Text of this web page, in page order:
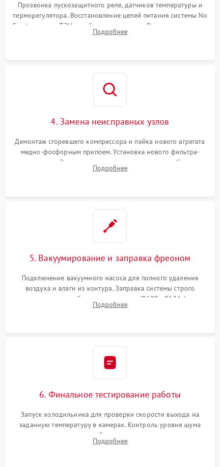
Прозвонка пускозащитного реле, датчиков температуры и
терморегулятора. Восстановление цепей питания системы No
Frost, включая ТЭН оттайки и вентилятор. Ремонт или замена
платы управления при сбоях алгоритмов.
Подробнее
4. Замена неисправных узлов
Демонтаж сгоревшего компрессора и пайка нового агрегата
медно-фосфорным припоем. Установка нового фильтра-
осушителя. Замена изношенных вентиляторов обдува,
сломанных заслонок или поврежденных дверных петель.
Подробнее
5. Вакуумирование и заправка фреоном
Подключение вакуумного насоса для полного удаления
воздуха и влаги из контура. Заправка системы строго
дозированным объемом хладагента (R600a, R134a) по
электронным весам. Контроль рабочего давления в системе.
Подробнее
6. Финальное тестирование работы
Запуск холодильника для проверки скорости выхода на
заданную температуру в камерах. Контроль уровня шума
компрессора, отсутствия обмерзания стенок и корректного
срабатывания системы автоматической оттайки.
Подробнее